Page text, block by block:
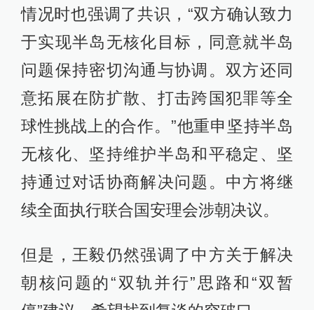
情况时也强调了共识，“双方确认致力
于实现半岛无核化目标，同意就半岛
问题保持密切沟通与协调。双方还同
意拓展在防扩散、打击跨国犯罪等全
球性挑战上的合作。”他重申坚持半岛
无核化、坚持维护半岛和平稳定、坚
持通过对话协商解决问题。中方将继
续全面执行联合国安理会涉朝决议。
但是，王毅仍然强调了中方关于解决
朝核问题的“双轨并行”思路和“双暂